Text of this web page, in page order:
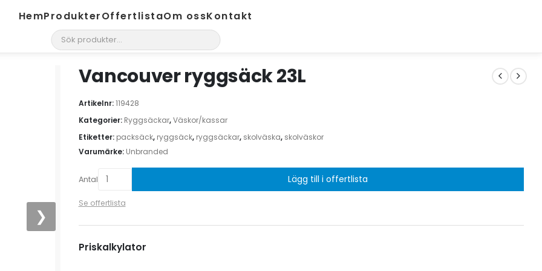
HemProdukterOffertlistaOm ossKontakt
❯
Vancouver ryggsäck 23L
Artikelnr:119428
Kategorier: Ryggsäckar,Väskor/kassar
Etiketter: packsäck, ryggsäck, ryggsäckar, skolväska, skolväskor
Varumärke: Unbranded
Antal Lägg till i offertlista
Se offertlista
Priskalkylator